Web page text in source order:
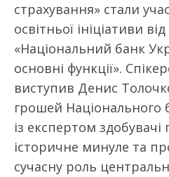
страхування» стали
освітньої ініціативи
«Національний банк
основні функції».
виступив Денис
грошей Національного
із експертом
історичне минуле та
сучасну роль